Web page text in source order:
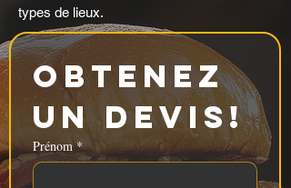
types de lieux.
Obtenez
un devis!
Prénom *